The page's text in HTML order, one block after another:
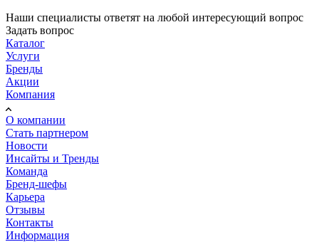
Наши специалисты ответят на любой интересующий вопрос
Задать вопрос
Каталог
Услуги
Бренды
Акции
Компания
О компании
Стать партнером
Новости
Инсайты и Тренды
Команда
Бренд-шефы
Карьера
Отзывы
Контакты
Информация